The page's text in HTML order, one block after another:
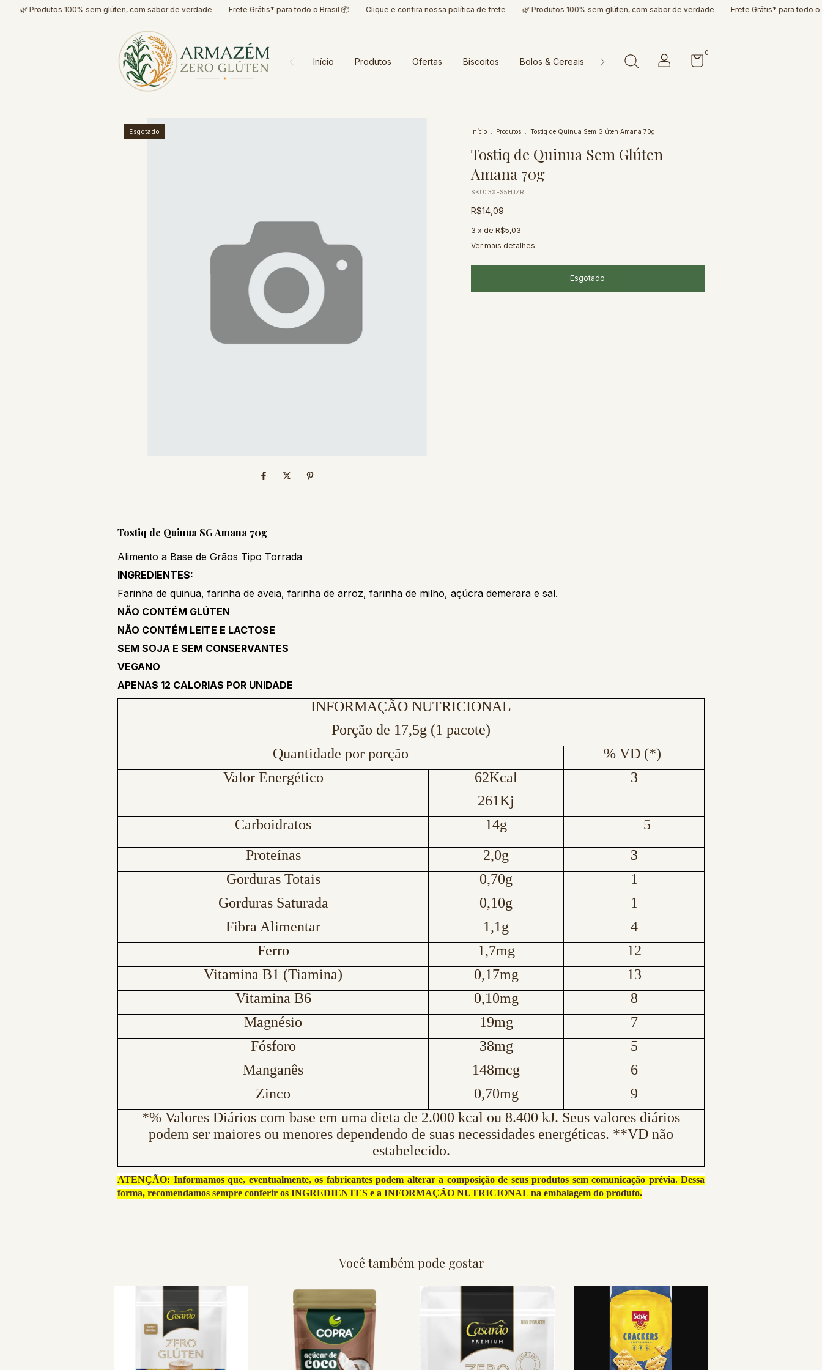
100% sem glúten, com sabor de verdade Frete Grátis* para todo o Brasil 📦 Clique e confira nossa política de frete 🌿 Produtos 100% sem glúten, com sabor de verdade Frete Grátis* para todo o Brasil 📦
Início Produtos Ofertas Biscoitos Bolos & Cereais Doces & Cia Farinhas & Misturas
0
Esgotado Início Produtos Tostiq de Quinua Sem Glúten Amana 70g
Tostiq de Quinua Sem Glúten
Amana 70g
SKU: 3XFS5HJZR
R$14,09
3 x de R$5,03
Ver mais detalhes
Tostiq de Quinua SG Amana 70g
Alimento a Base de Grãos Tipo Torrada
INGREDIENTES:
Farinha de quinua, farinha de aveia, farinha de arroz, farinha de milho, açúcra demerara e sal.
NÃO CONTÉM GLÚTEN
NÃO CONTÉM LEITE E LACTOSE
SEM SOJA E SEM CONSERVANTES
VEGANO
APENAS 12 CALORIAS POR UNIDADE
INFORMAÇÃO NUTRICIONAL
Porção de 17,5g (1 pacote)
Quantidade por porção
% VD (*)
Valor Energético
62Kcal
261Kj
3
Carboidratos 14g
5
Proteínas
2,0g
3
Gorduras Totais
0,70g
1
Gorduras Saturada
0,10g
1
Fibra Alimentar
1,1g
4
Ferro
1,7mg
12
Vitamina B1 (Tiamina)
0,17mg
13
Vitamina B6
0,10mg
8
Magnésio
19mg
7
Fósforo
38mg
5
Manganês
148mcg
6
Zinco
0,70mg
9
*% Valores Diários com base em uma dieta de 2.000 kcal ou 8.400 kJ. Seus valores diários
podem ser maiores ou menores dependendo de suas necessidades energéticas. **VD não
estabelecido.
ATENÇÃO: Informamos que, eventualmente, os fabricantes podem alterar a composição de seus produtos sem comunicação prévia. Dessa
forma, recomendamos sempre conferir os INGREDIENTES e a INFORMAÇÃO NUTRICIONAL na embalagem do produto.
Você também pode gostar